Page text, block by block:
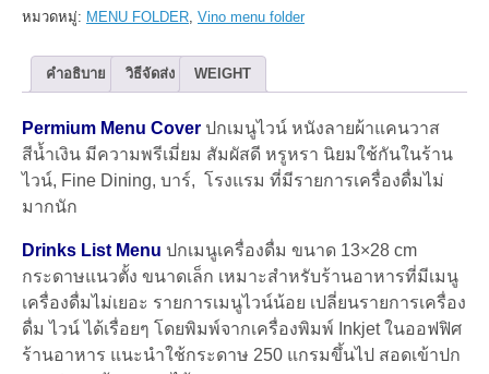
de
LEAN
2pages
navy
Blue
(set
เล่ม)
หมวดหมู่: MENU FOLDER Vino menu folder
คำอธิบาย วิธีจัดส่ง WEIGHT
Permium Menu Cover ปกเมนูไวน์ หนังลายผ้าแคนวาส
สีน้ำเงิน มีความพรีเมี่ยม สัมผัสดี หรูหรา นิยมใช้กันในร้าน
ไวน์, Fine Dining, บาร์, โรงแรม ที่มีรายการเครื่องดื่มไม่
มากนัก
Drinks List Menu ปกเมนูเครื่องดื่ม ขนาด 13×28 cm
กระดาษแนวตั้ง ขนาดเล็ก เหมาะสำหรับร้านอาหารที่มีเมนู
เครื่องดื่มไม่เยอะ รายการเมนูไวน์น้อย เปลี่ยนรายการเครื่อง
ดื่ม ไวน์ ได้เรื่อยๆ โดยพิมพ์จากเครื่องพิมพ์ Inkjet ในออฟฟิศ
ร้านอาหาร แนะนำใช้กระดาษ 250 แกรมขึ้นไป สอดเข้าปก